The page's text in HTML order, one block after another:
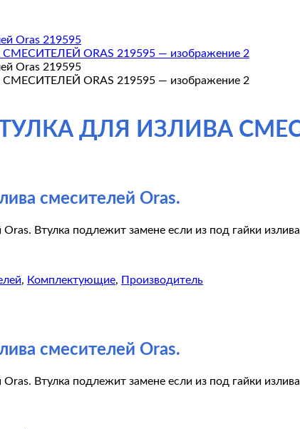
ДЛЯ ИЗЛИВА
смесителей Oras.
Втулка подлежит замене если из под гайки
, Комплектующие, Производитель
смесителей Oras.
Втулка подлежит замене если из под гайки